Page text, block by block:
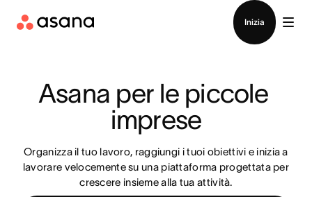
Inizia
Asana per le piccole
imprese
Organizza il tuo lavoro, raggiungi i tuoi obiettivi e inizia a
lavorare velocemente su una piattaforma progettata per
crescere insieme alla tua attività.